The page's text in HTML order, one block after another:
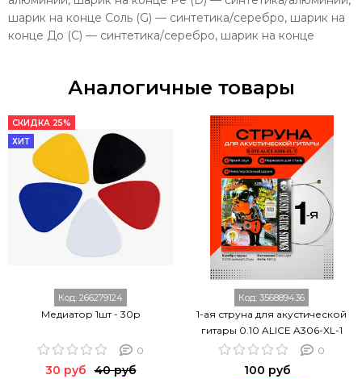
шарик на конце Соль (G) — синтетика/серебро, шарик на
конце До (С) — синтетика/серебро, шарик на конце
Аналогичные товары
СКИДКА 25%
ХИТ
Код: 266279124
Медиатор 1шт - 30р
0
30 руб 40 руб
Код: 356889436
1-ая струна для акустической
гитары 0.10 ALICE A306-XL-1
0
100 руб